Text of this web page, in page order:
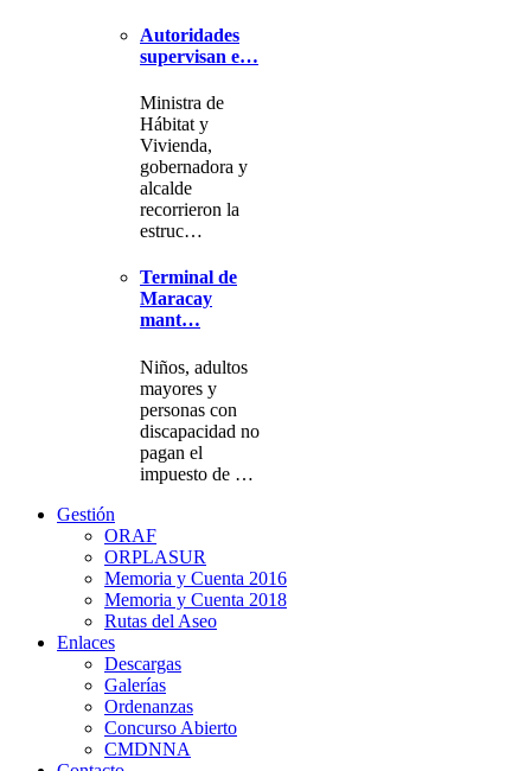
Autoridades
supervisan e…
Ministra de
Hábitat y
Vivienda,
gobernadora y
alcalde
recorrieron la
estruc…
Terminal de
Maracay
mant…
Niños, adultos
mayores y
personas con
discapacidad no
pagan el
impuesto de …
Gestión
ORAF
ORPLASUR
Memoria y Cuenta 2016
Memoria y Cuenta 2018
Rutas del Aseo
Enlaces
Descargas
Galerías
Ordenanzas
Concurso Abierto
CMDNNA